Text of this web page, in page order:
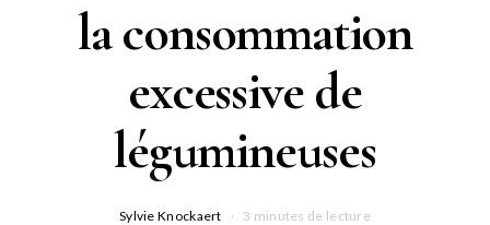
la consommation
excessive de
légumineuses
Sylvie Knockaert 3 minutes de lecture